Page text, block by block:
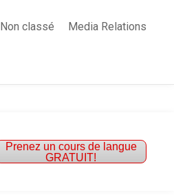
Non classé Media Relations
Prenez un cours de langue
GRATUIT!